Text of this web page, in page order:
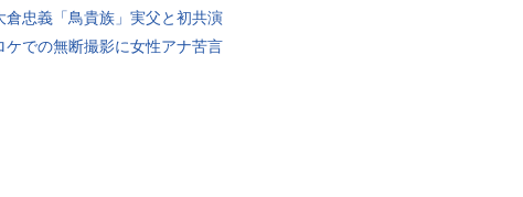
倉忠義「鳥貴族」実父と初共演
ケでの無断撮影に女性アナ苦言